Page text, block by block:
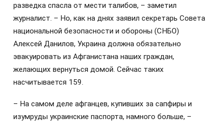
разведка спасла от мести талибов, – заметил
журналист. – Но, как на днях заявил секретарь Совета
национальной безопасности и обороны (СНБО)
Алексей Данилов, Украина должна обязательно
эвакуировать из Афганистана наших граждан,
желающих вернуться домой. Сейчас таких
насчитывается 159.
– На самом деле афганцев, купивших за сапфиры и
изумруды украинские паспорта, намного больше, –